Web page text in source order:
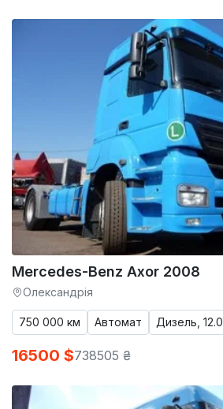
Mercedes-Benz Axor 2008
Олександрія
750 000 км Автомат Дизель, 12.0
16500 $738505 ₴